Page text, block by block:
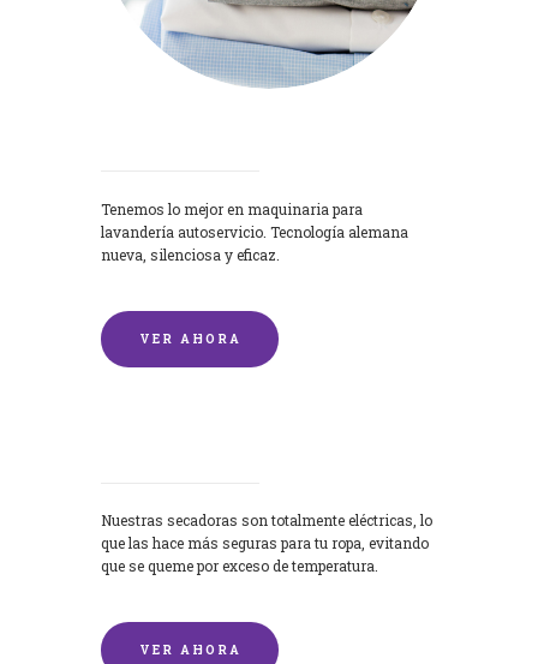
Tenemos lo mejor en maquinaria para
lavandería autoservicio. Tecnología alemana
nueva, silenciosa y eficaz.
VER AHORA
Nuestras secadoras son totalmente eléctricas, lo
que las hace más seguras para tu ropa, evitando
que se queme por exceso de temperatura.
VER AHORA